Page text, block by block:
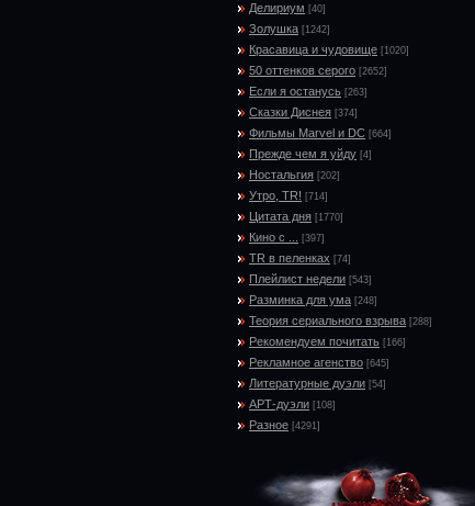
Делириум [40]
Золушка [1242]
Красавица и чудовище [1020]
50 оттенков серого [2652]
Если я останусь [263]
Сказки Диснея [374]
Фильмы Marvel и DC [664]
Прежде чем я уйду [4]
Ностальгия [202]
Утро, TR! [714]
Цитата дня [1770]
Кино с ... [397]
TR в пеленках [74]
Плейлист недели [543]
Разминка для ума [248]
Теория сериального взрыва [288]
Рекомендуем почитать [166]
Рекламное агенство [645]
Литературные дуэли [54]
АРТ-дуэли [108]
Разное [4291]